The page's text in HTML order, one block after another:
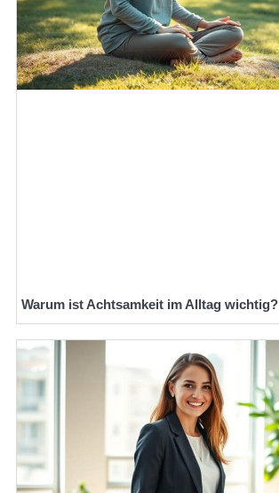
Warum ist Achtsamkeit im Alltag wichtig?